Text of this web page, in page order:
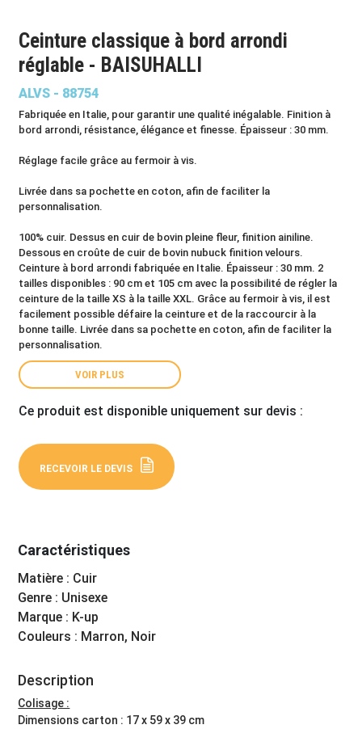
Ceinture classique à bord arrondi
réglable - BAISUHALLI
ALVS - 88754
Fabriquée en Italie, pour garantir une qualité inégalable. Finition à
bord arrondi, résistance, élégance et finesse. Épaisseur : 30 mm.
Réglage facile grâce au fermoir à vis.
Livrée dans sa pochette en coton, afin de faciliter la
personnalisation.
100% cuir. Dessus en cuir de bovin pleine fleur, finition ainiline.
Dessous en croûte de cuir de bovin nubuck finition velours.
Ceinture à bord arrondi fabriquée en Italie. Épaisseur : 30 mm. 2
tailles disponibles : 90 cm et 105 cm avec la possibilité de régler la
ceinture de la taille XS à la taille XXL. Grâce au fermoir à vis, il est
facilement possible défaire la ceinture et de la raccourcir à la
bonne taille. Livrée dans sa pochette en coton, afin de faciliter la
personnalisation.
VOIR PLUS
Ce produit est disponible uniquement sur devis :
RECEVOIR LE DEVIS
Caractéristiques
Matière : Cuir
Genre : Unisexe
Marque : K-up
Couleurs : Marron, Noir
Description
Colisage :
Dimensions carton : 17 x 59 x 39 cm